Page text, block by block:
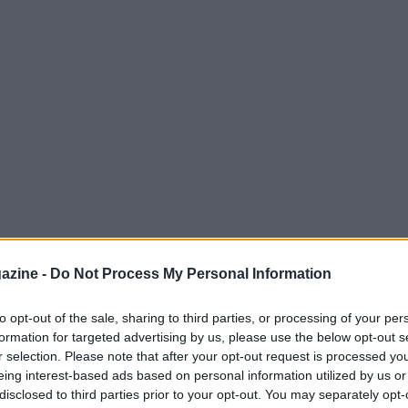
- Do Not Process My Personal Information
opt-out of the sale, sharing to third parties, or processing of your
for targeted advertising by us, please use the below opt-out
selection. Please note that after your opt-out request is processed
interest-based ads based on personal information utilized by us
to third parties prior to your opt-out. You may separately
la provincia di Treviso nella notte tra
Perin, un motociclista di 60 anni
inun violento incidentelungo via Edificio,
in sella alla sua Triumph
e si è schiantato contro il muro di